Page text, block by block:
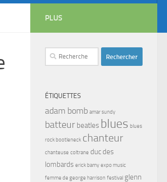
PLUS
Rechercher :
ÉTIQUETTES
adam bomb amar sundy
batteur beatles blues blues
rock bootleneck chanteur
chanteuse coltrane duc des
lombards erick bamy expo music
femme de george harrison festival glenn